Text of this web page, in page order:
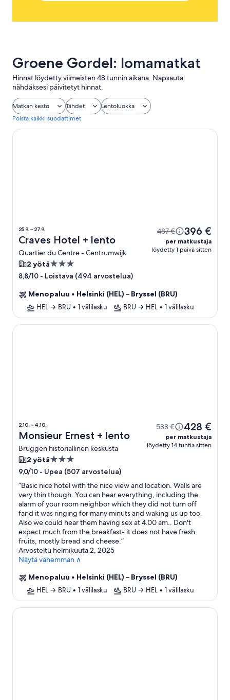
Groene Gordel: lomamatkat
Hinnat löydetty viimeisten 48 tunnin aikana. Napsauta
nähdäksesi päivitetyt hinnat.
Matkan kesto Tähdet
Lentoluokka
Poista kaikki suodattimet
25.9. – 27.9.
Craves Hotel + lento
Quartier du Centre - Centrumwijk
487 € 396 €
per matkustaja
löydetty 1 päivä sitten
2 yötä3.0
tähden
8,8/10 - Loistava (494 arvostelua)
Menopaluu • Helsinki (HEL) – Bryssel (BRU)
HEL → BRU • 1 välilasku BRU → HEL • 1 välilasku
Craves Hotel
2.10. – 4.10.
Monsieur Ernest + lento
Bruggen historiallinen keskusta
588 € 428 €
per matkustaja
löydetty 14 tuntia sitten
2 yötä3.0
tähden
majoituspaikka
9,0/10 - Upea (507 arvostelua)
”Basic nice hotel with the nice view and location. Walls are
very thin though. You can hear everything, including the
alarm of your room neighbor which they did not turn off
fand it was ringing for many minuts and waking us up too.
Also we could hear them having sex at 4.00 am.. Don't
expect much from the breakfast- it does not have fresh
fruits, mostly bread and cheese.”
Arvosteltu helmikuuta 2, 2025
Näytä vähemmän ∧
Menopaluu • Helsinki (HEL) – Bryssel (BRU)
HEL → BRU • 1 välilasku BRU → HEL • 1 välilasku
Monsieur Ernest
Boutique Hotel Sablon by CW Hotel Collection